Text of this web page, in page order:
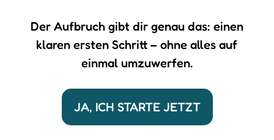
Der Aufbruch gibt dir genau das: einen
klaren ersten Schritt – ohne alles auf
einmal umzuwerfen.
JA, ICH STARTE JETZT